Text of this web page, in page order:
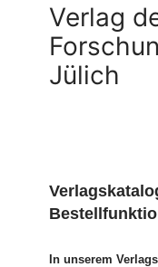
Verlag
Jülich
In unserem